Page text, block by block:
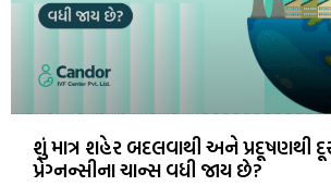
શું માત્ર શહેર બદલવાથી અને પ્રદૂષણથી
પ્રેગ્નન્સીના ચાન્સ વધી જાય છે?